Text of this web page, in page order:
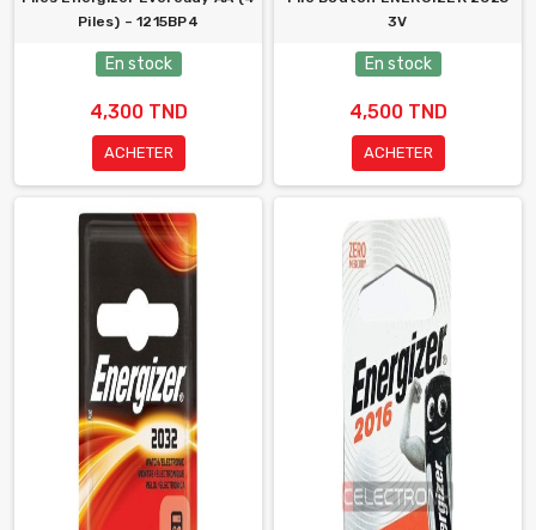
Piles) – 1215BP4
En stock
4,300 TND
ACHETER
3V
En stock
4,500 TND
ACHETER